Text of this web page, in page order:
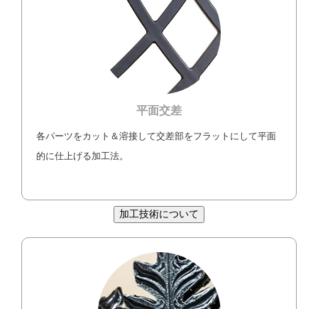
平面交差
各パーツをカット＆溶接して交差部をフラットにして平面
的に仕上げる加工法。
加工技術について